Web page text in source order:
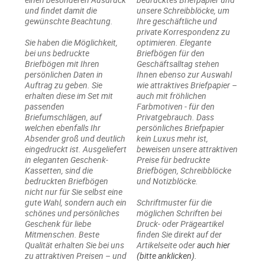
und findet damit die
gewünschte Beachtung.
Sie haben die Möglichkeit,
bei uns bedruckte
Briefbögen mit Ihren
persönlichen Daten in
Auftrag zu geben. Sie
erhalten diese im Set mit
passenden
Briefumschlägen, auf
welchen ebenfalls Ihr
Absender groß und deutlich
eingedruckt ist. Ausgeliefert
in eleganten Geschenk-
Kassetten, sind die
bedruckten Briefbögen
nicht nur für Sie selbst eine
gute Wahl, sondern auch ein
schönes und persönliches
Geschenk für liebe
Mitmenschen. Beste
Qualität erhalten Sie bei uns
zu attraktiven Preisen – und
unsere Schreibblöcke, um
Ihre geschäftliche und
private Korrespondenz zu
optimieren. Elegante
Briefbögen für den
Geschäftsalltag stehen
Ihnen ebenso zur Auswahl
wie attraktives Briefpapier –
auch mit fröhlichen
Farbmotiven - für den
Privatgebrauch. Dass
persönliches Briefpapier
kein Luxus mehr ist,
beweisen unsere attraktiven
Preise für bedruckte
Briefbögen, Schreibblöcke
und Notizblöcke.
Schriftmuster für die
möglichen Schriften bei
Druck- oder Prägeartikel
finden Sie direkt auf der
Artikelseite oderauch hier
(bitte anklicken).